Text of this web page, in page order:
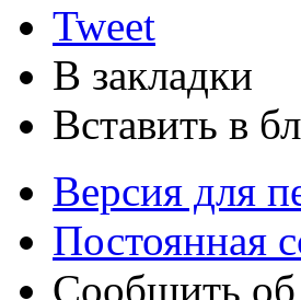
Tweet
В закладки
Вставить в
Версия для
Постоянная
Сообщить